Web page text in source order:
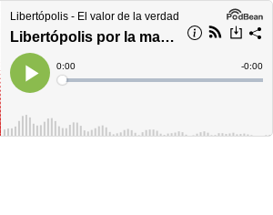
Libertópolis - El valor de la verdad
Libertópolis por la mañana, miércoles 02 de noviembre de 2022
Play
Current
Time
0:00
Loaded:
Time
-0:00